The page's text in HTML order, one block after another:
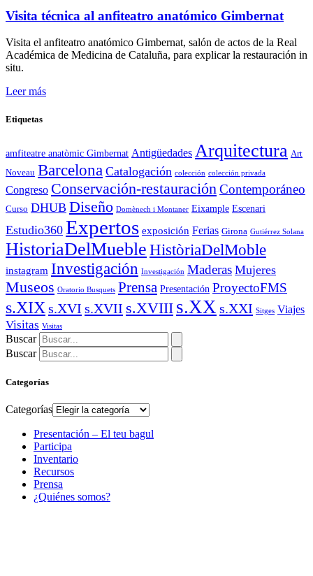
Visita técnica al anfiteatro anatómico Gimbernat
Visita el anfiteatro anatómico Gimbernat, salón de actos de la Real
Académica de Medicina de Cataluña, para explicar la restauración in
situ.
Leer más
Etiquetas
amfiteatre anatòmic Gimbernat Antigüedades Arquitectura Art
Noveau Barcelona Catalogación colección colección privada
Congreso Conservación-restauración Contemporáneo
Curso DHUB Diseño Domènech i Montaner Eixample Escenari
Estudio360 Expertos exposición Ferias Girona Gutiérrez Solana
HistoriaDelMuebleHistòriaDelMoble
instagram Investigación Investigación Maderas Mujeres
Museos Oratorio Busquets Prensa Presentación ProyectoFMS
s.XIX s.XVI s.XVII s.XVIII s.XX s.XXI Sitges Viajes
Visitas Visitas
Buscar
Buscar
Categorías
Categorías
Presentación – El teu bagul
Participa
Inventario
Recursos
Prensa
¿Quiénes somos?